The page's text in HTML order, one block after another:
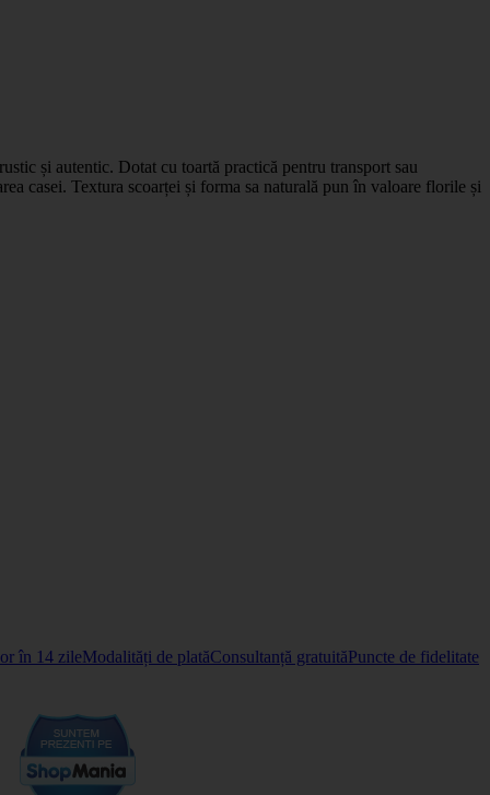
și autentic. Dotat cu toartă practică pentru transport sau
casei. Textura scoarței și forma sa naturală pun în valoare florile și
în 14 zileModalități de platăConsultanță gratuităPuncte de fidelitate